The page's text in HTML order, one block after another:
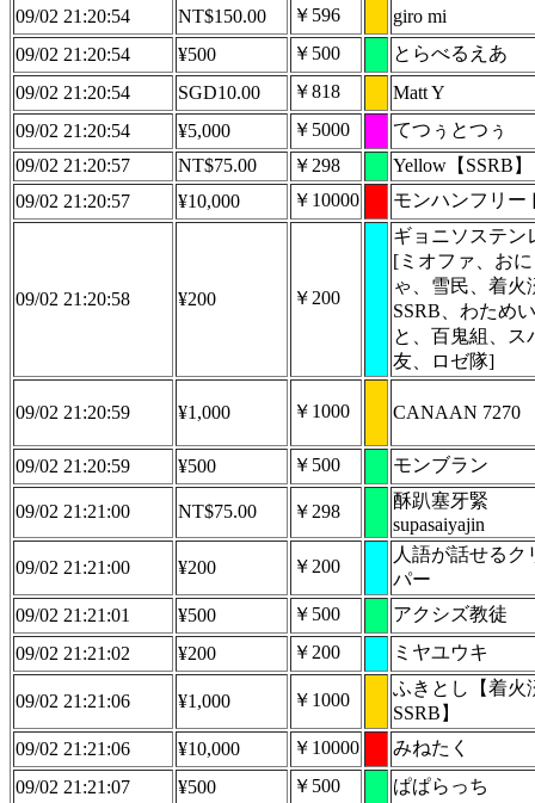
09/02 21:20:54
NT$150.00 ￥596
giro mi
09/02 21:20:54
¥500 ￥500
とらべるえあ
09/02 21:20:54
SGD10.00 ￥818
Matt Y
09/02 21:20:54
¥5,000 ￥5000
てつぅとつぅ
09/02 21:20:57
NT$75.00 ￥298
Yellow【SSRB】
09/02 21:20:57
¥10,000 ￥10000 モンハンフリー
09/02 21:20:58 ¥200 ￥200
ギョニソステン
[ミオファ、お
ゃ、雪民、着火
SSRB、わためい
と、百鬼組、ス
友、ロゼ隊]
09/02 21:20:59 ¥1,000 ￥1000 CANAAN 7270
09/02 21:20:59 ¥500 ￥500 モンブラン
09/02 21:21:00 NT$75.00 ￥298
酥趴塞牙緊
supasaiyajin
09/02 21:21:00 ¥200 ￥200
人語が話せるク
パー
09/02 21:21:01
¥500 ￥500
アクシズ教徒
09/02 21:21:02
¥200 ￥200 ミヤユウキ
09/02 21:21:06 ¥1,000 ￥1000
ふきとし【着火
SSRB】
09/02 21:21:06
¥10,000 ￥10000
みねたく
09/02 21:21:07
¥500 ￥500 ぱぱらっち